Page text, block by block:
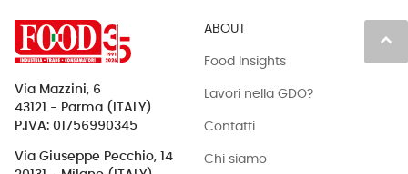
keyboard_arrow_up
Via Mazzini, 6
43121 - Parma (ITALY)
P.IVA: 01756990345
Via Giuseppe Pecchio, 14
ABOUT
Food Insights
Lavori nella GDO?
Contatti
Chi siamo